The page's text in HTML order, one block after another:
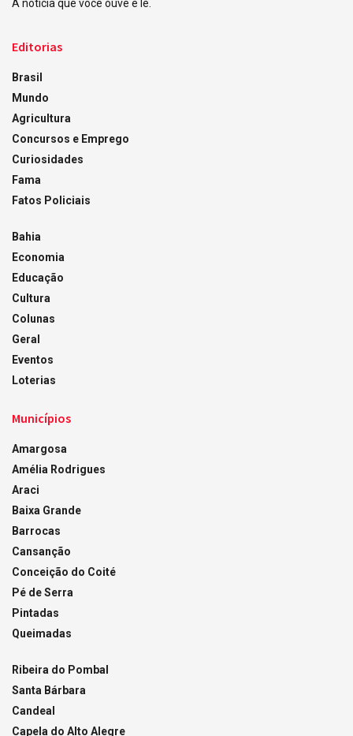
A notícia que você ouve e lê.
Editorias
Brasil
Mundo
Agricultura
Concursos e Emprego
Curiosidades
Fama
Fatos Policiais
Bahia
Economia
Educação
Cultura
Colunas
Geral
Eventos
Loterias
Municípios
Amargosa
Amélia Rodrigues
Araci
Baixa Grande
Barrocas
Cansanção
Conceição do Coité
Pé de Serra
Pintadas
Queimadas
Ribeira do Pombal
Santa Bárbara
Candeal
Capela do Alto Alegre